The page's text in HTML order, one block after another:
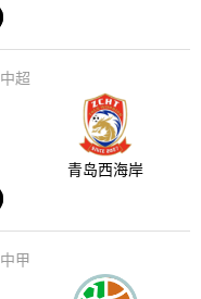
中超
青岛西海岸
中甲